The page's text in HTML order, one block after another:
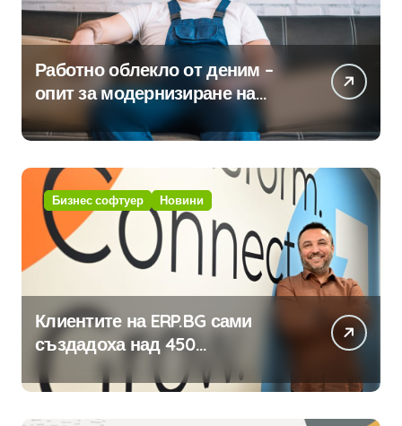
Работно облекло от деним –
опит за модернизиране на
традицията
Бизнес софтуер Новини
Клиентите на ERP.BG сами
създадоха над 450
приложения за ERP системата
с помощта на вградения в нея
изкуствен интелект